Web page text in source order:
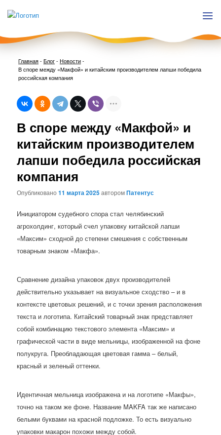
Главная-Блог- Новости-
В споре между «Макфой» и китайским производителем лапши победила
российская компания
В споре между «Макфой» и
китайским производителем
лапши победила российская
компания
Опубликовано11 марта 2025авторомПатентус
Инициатором судебного спора стал челябинский
агрохолдинг, который счел упаковку китайской лапши
«Максим» сходной до степени смешения с собственным
товарным знаком «Макфа».
Сравнение дизайна упаковок двух производителей
действительно указывает на визуальное сходство – и в
контексте цветовых решений, и с точки зрения расположения
текста и логотипа. Китайский товарный знак представляет
собой комбинацию текстового элемента «Максим» и
графической части в виде мельницы, изображенной на фоне
полукруга. Преобладающая цветовая гамма – белый,
красный и зеленый оттенки.
Идентичная мельница изображена и на логотипе «Макфы»,
точно на таком же фоне. Название MAKFA так же написано
белыми буквами на красной подложке. То есть визуально
упаковки макарон похожи между собой.